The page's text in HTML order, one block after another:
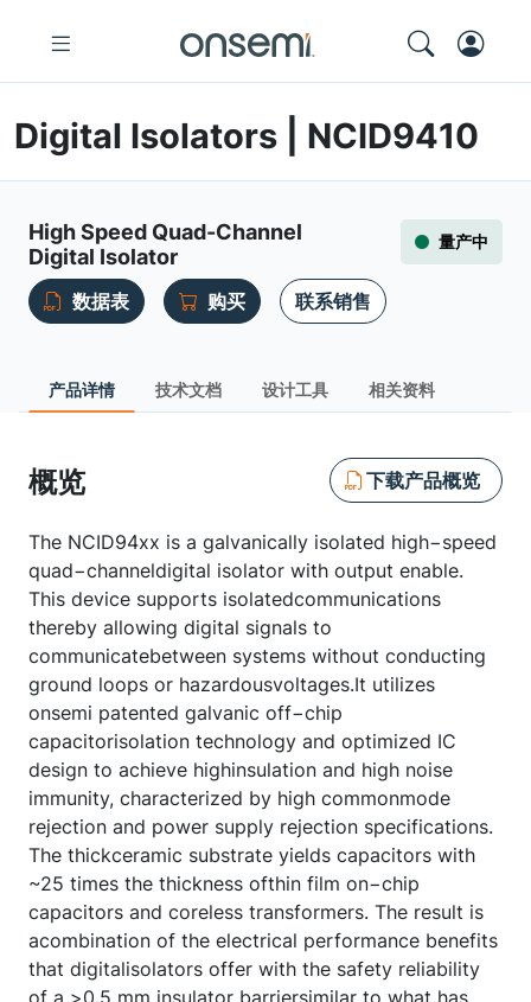
Digital Isolators | NCID9410
High Speed Quad-Channel
Digital Isolator
量产中
数据表 购买 联系销售
产品详情 技术文档 设计工具 相关资料
概览 下载产品概览
The NCID94xx is a galvanically isolated high−speed
quad−channeldigital isolator with output enable.
This device supports isolatedcommunications
thereby allowing digital signals to
communicatebetween systems without conducting
ground loops or hazardousvoltages.It utilizes
onsemi patented galvanic off−chip
capacitorisolation technology and optimized IC
design to achieve highinsulation and high noise
immunity, characterized by high commonmode
rejection and power supply rejection specifications.
The thickceramic substrate yields capacitors with
~25 times the thickness ofthin film on−chip
capacitors and coreless transformers. The result is
acombination of the electrical performance benefits
that digitalisolators offer with the safety reliability
of a >0.5 mm insulator barriersimilar to what has